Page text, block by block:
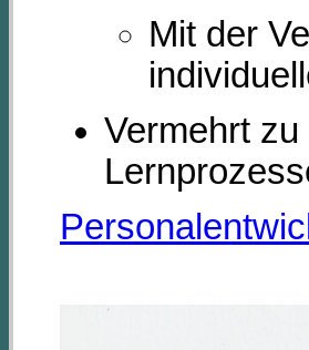
Mit der
Vermehrt